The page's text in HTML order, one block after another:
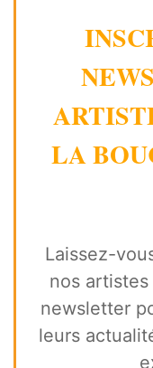
LA
Laissez-
nos
newsletter
leurs